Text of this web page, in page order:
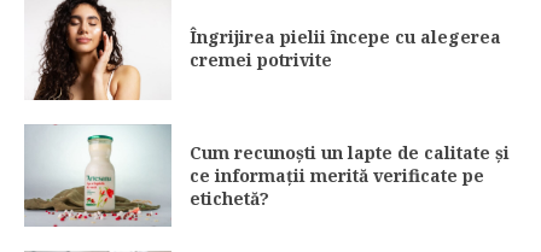
Îngrijirea pielii începe cu alegerea
cremei potrivite
Cum recunoști un lapte de calitate și
ce informații merită verificate pe
etichetă?